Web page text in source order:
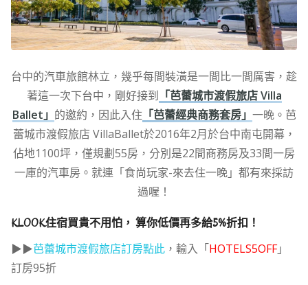
台中的汽車旅館林立，幾乎每間裝潢是一間比一間厲害，趁
著這一次下台中，剛好接到 「芭蕾城市渡假旅店 Villa
Ballet」 的邀約，因此入住「芭蕾經典商務套房」 一晚。芭
蕾城市渡假旅店 VillaBallet於2016年2月於台中南屯開幕，
佔地1100坪，僅規劃55房，分別是22間商務房及33間一房
一庫的汽車房。就連「食尚玩家-來去住一晚」都有來採訪
過喔！
KLOOK住宿買貴不用怕， 算你低價再多給5%折扣！
▶▶芭蕾城市渡假旅店訂房點此，輸入「HOTELS5OFF」
訂房95折